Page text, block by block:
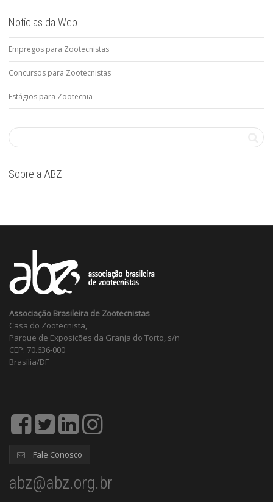
Notícias da Web
Empregos para Zootecnistas
Concursos para Zootecnistas
Estágios para Zootecnia
Sobre a ABZ
Associação Brasileira de Zootecnistas
Casa do Zootecnista,
Parque de Exposições da Granja do Torto, s/n
CEP: 70.636-000
Brasília/DF
Fale Conosco
abz@abz.org.br